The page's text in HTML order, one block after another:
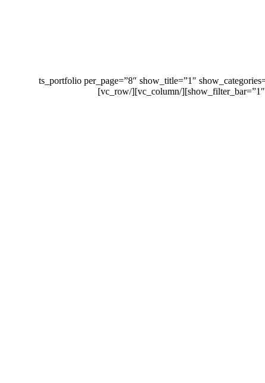
[vc_row css=”.vc_custom_1494146238793{margin-bottom: 80px !important;}”][vc_column][ts_portfolio
show_filter_bar=”1″